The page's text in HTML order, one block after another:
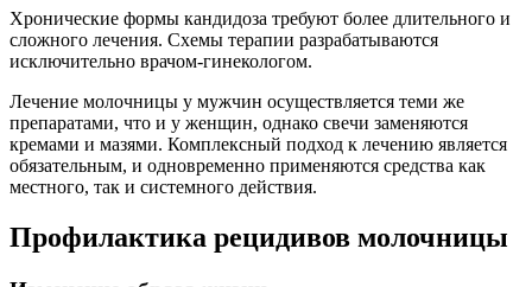
Хронические формы кандидоза требуют более длительного и
сложного лечения. Схемы терапии разрабатываются
исключительно врачом-гинекологом.
Лечение молочницы у мужчин осуществляется теми же
препаратами, что и у женщин, однако свечи заменяются
кремами и мазями. Комплексный подход к лечению является
обязательным, и одновременно применяются средства как
местного, так и системного действия.
Профилактика рецидивов молочницы